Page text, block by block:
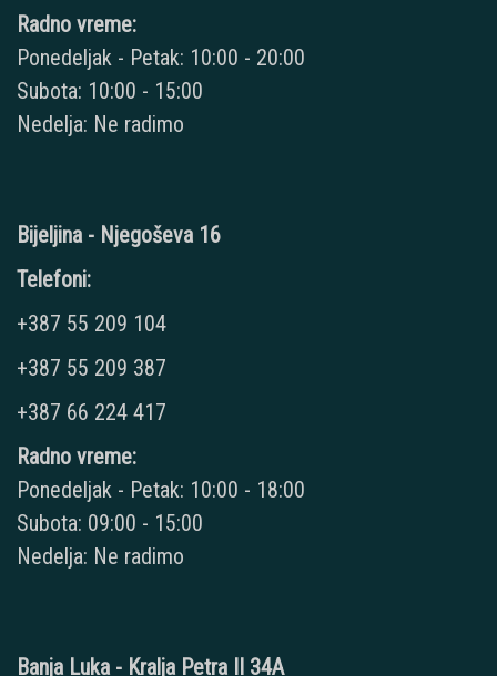
Radno vreme:
Ponedeljak - Petak: 10:00 - 20:00
Subota: 10:00 - 15:00
Nedelja: Ne radimo
Bijeljina - Njegoševa 16
Telefoni:
+387 55 209 104
+387 55 209 387
+387 66 224 417
Radno vreme:
Ponedeljak - Petak: 10:00 - 18:00
Subota: 09:00 - 15:00
Nedelja: Ne radimo
Banja Luka - Kralja Petra II 34A